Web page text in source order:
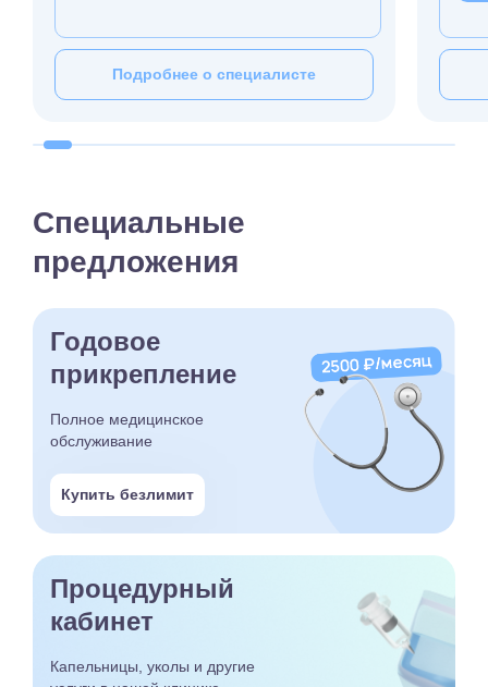
Подробнее о специалисте
Специальные
предложения
Годовое
прикрепление
Полное медицинское
обслуживание
Купить безлимит
Процедурный
кабинет
Капельницы, уколы и другие